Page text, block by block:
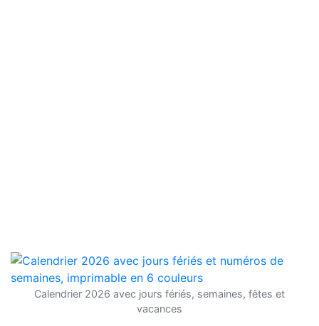
Calendrier 2026 avec jours fériés, semaines, fêtes et
vacances